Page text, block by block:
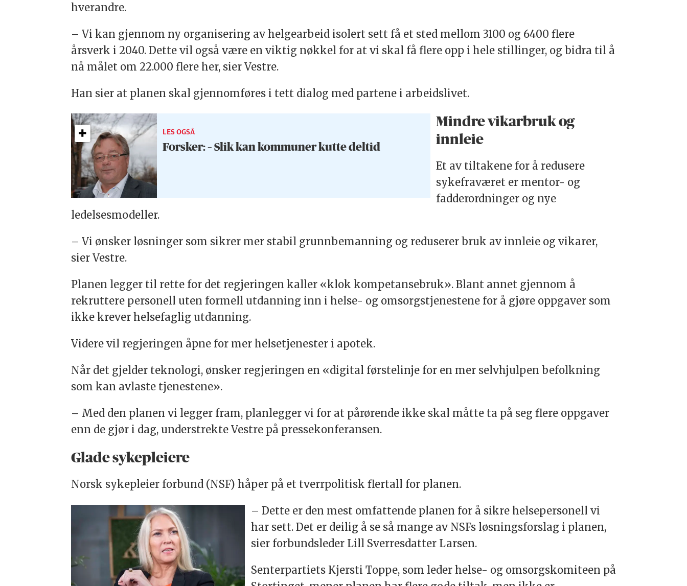
hverandre.
– Vi kan gjennom ny organisering av helgearbeid isolert sett få et sted mellom 3100 og 6400 flere
årsverk i 2040. Dette vil også være en viktig nøkkel for at vi skal få flere opp i hele stillinger, og bidra til å
nå målet om 22.000 flere her, sier Vestre.
Han sier at planen skal gjennomføres i tett dialog med partene i arbeidslivet.
LES OGSÅ
Forsker: – Slik kan kommuner kutte deltid
Mindre vikarbruk og
innleie
Et av tiltakene for å redusere
sykefraværet er mentor- og
fadderordninger og nye
ledelsesmodeller.
– Vi ønsker løsninger som sikrer mer stabil grunnbemanning og reduserer bruk av innleie og vikarer,
sier Vestre.
Planen legger til rette for det regjeringen kaller «klok kompetansebruk». Blant annet gjennom å
rekruttere personell uten formell utdanning inn i helse- og omsorgstjenestene for å gjøre oppgaver som
ikke krever helsefaglig utdanning.
Videre vil regjeringen åpne for mer helsetjenester i apotek.
Når det gjelder teknologi, ønsker regjeringen en «digital førstelinje for en mer selvhjulpen befolkning
som kan avlaste tjenestene».
– Med den planen vi legger fram, planlegger vi for at pårørende ikke skal måtte ta på seg flere oppgaver
enn de gjør i dag, understrekte Vestre på pressekonferansen.
Glade sykepleiere
Norsk sykepleier forbund (NSF) håper på et tverrpolitisk flertall for planen.
– Dette er den mest omfattende planen for å sikre helsepersonell vi
har sett. Det er deilig å se så mange av NSFs løsningsforslag i planen,
sier forbundsleder Lill Sverresdatter Larsen.
Senterpartiets Kjersti Toppe, som leder helse- og omsorgskomiteen på